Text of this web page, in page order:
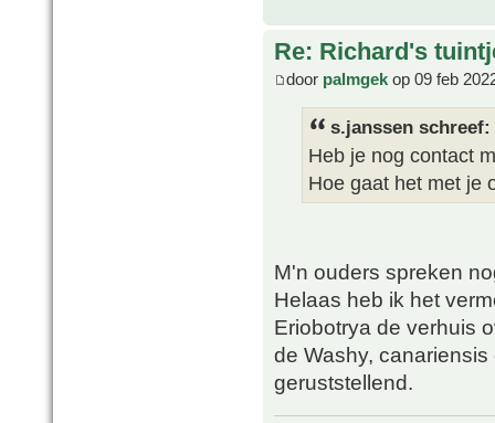
Re: Richard's
door palmgek op 09 feb
s.janssen schreef:
Heb je nog contact
Hoe gaat het met je
M'n ouders spreken
Helaas heb ik het
Eriobotrya de verhuis
de Washy,
geruststellend.